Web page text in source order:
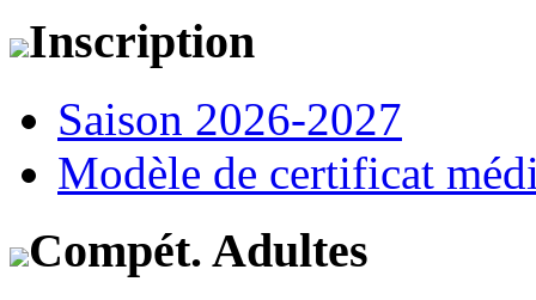
Inscription
Saison 2026-2027
Modèle de certificat
Compét. Adultes